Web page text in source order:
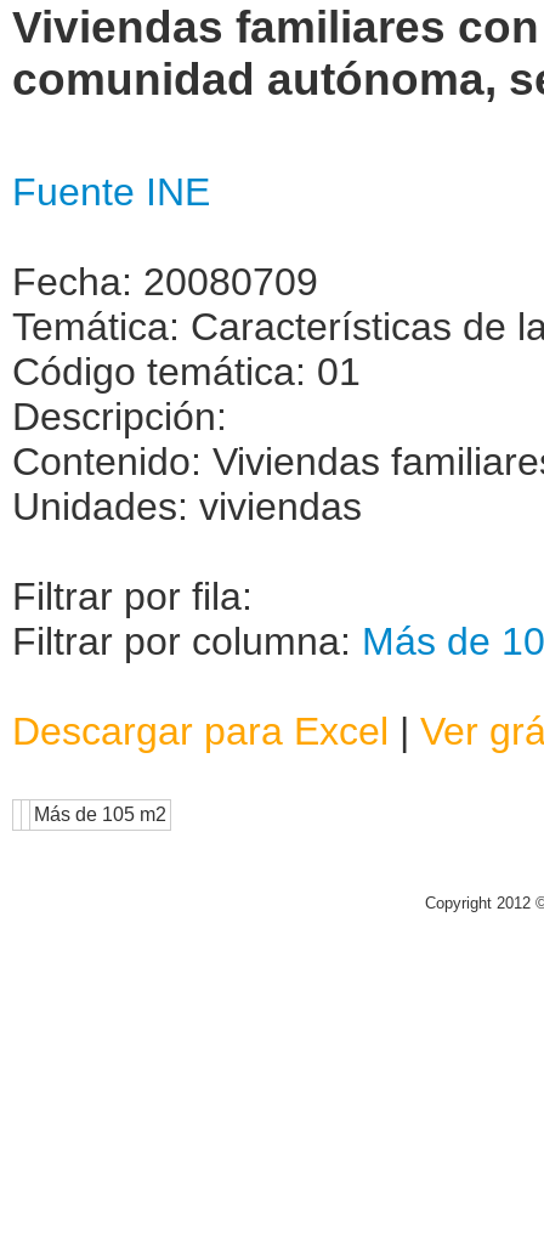
Viviendas familiares
comunidad autónoma,
Fuente INE
Fecha: 20080709
Temática: Características de
Código temática: 01
Descripción:
Contenido: Viviendas
Unidades: viviendas
Filtrar por fila:
Filtrar por columna: Más de
Descargar para Excel | Ver
Más de 105 m2
Copyright 2012